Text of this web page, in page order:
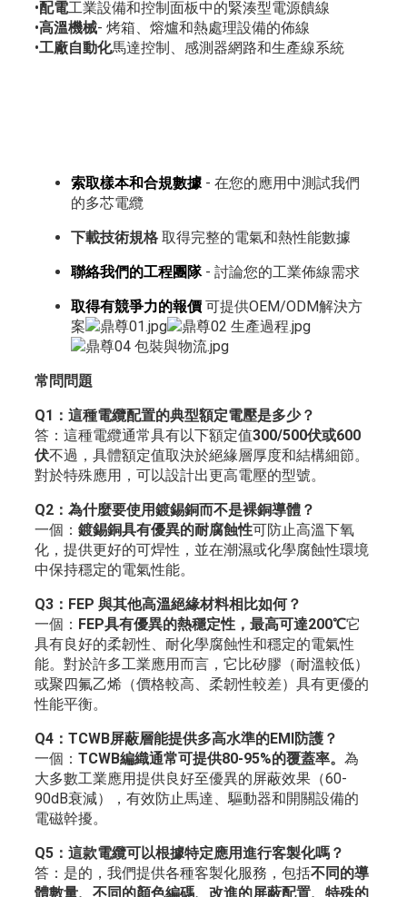
•配電工業設備和控制面板中的緊湊型電源饋線
•高溫機械- 烤箱、熔爐和熱處理設備的佈線
•工廠自動化馬達控制、感測器網路和生產線系統
索取樣本和合規數據- 在您的應用中測試我們
的多芯電纜
下載技術規格取得完整的電氣和熱性能數據
聯絡我們的工程團隊- 討論您的工業佈線需求
取得有競爭力的報價可提供OEM/ODM解決方
案
常問問題
Q1：這種電纜配置的典型額定電壓是多少？
答：這種電纜通常具有以下額定值300/500伏或600
伏不過，具體額定值取決於絕緣層厚度和結構細節。
對於特殊應用，可以設計出更高電壓的型號。
Q2：為什麼要使用鍍錫銅而不是裸銅導體？
一個： 鍍錫銅具有優異的耐腐蝕性可防止高溫下氧
化，提供更好的可焊性，並在潮濕或化學腐蝕性環境
中保持穩定的電氣性能。
Q3：FEP 與其他高溫絕緣材料相比如何？
一個： FEP具有優異的熱穩定性，最高可達200℃它
具有良好的柔韌性、耐化學腐蝕性和穩定的電氣性
能。對於許多工業應用而言，它比矽膠（耐溫較低）
或聚四氟乙烯（價格較高、柔韌性較差）具有更優的
性能平衡。
Q4：TCWB屏蔽層能提供多高水準的EMI防護？
一個： TCWB編織通常可提供80-95%的覆蓋率。 為
大多數工業應用提供良好至優異的屏蔽效果（60-
90dB衰減），有效防止馬達、驅動器和開關設備的
電磁幹擾。
Q5：這款電纜可以根據特定應用進行客製化嗎？
答：是的，我們提供各種客製化服務，包括不同的導
體數量、不同的顏色編碼、改進的屏蔽配置、特殊的